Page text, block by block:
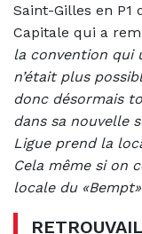
Saint-Gilles en
Capitale qui a
la convention qui
n’était plus
donc désormais
dans sa nouvelle
Ligue prend la
Cela même si on
locale du